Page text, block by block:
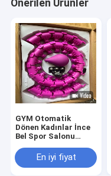
Önerilen Ürünler
GYM Otomatik
Dönen Kadınlar İnce
Bel Spor Salonu
ÇemberleriEn iyi fiyat